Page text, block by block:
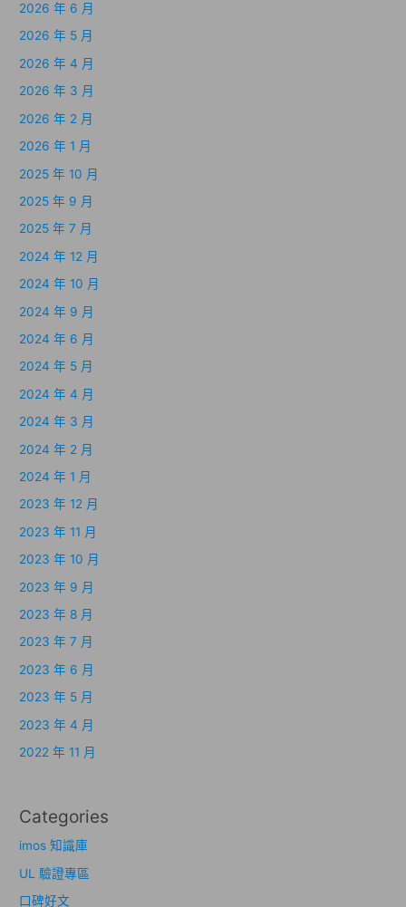
2026 年 6 月
2026 年 5 月
2026 年 4 月
2026 年 3 月
2026 年 2 月
2026 年 1 月
2025 年 10 月
2025 年 9 月
2025 年 7 月
2024 年 12 月
2024 年 10 月
2024 年 9 月
2024 年 6 月
2024 年 5 月
2024 年 4 月
2024 年 3 月
2024 年 2 月
2024 年 1 月
2023 年 12 月
2023 年 11 月
2023 年 10 月
2023 年 9 月
2023 年 8 月
2023 年 7 月
2023 年 6 月
2023 年 5 月
2023 年 4 月
2022 年 11 月
Categories
imos 知識庫
UL 驗證專區
口碑好文